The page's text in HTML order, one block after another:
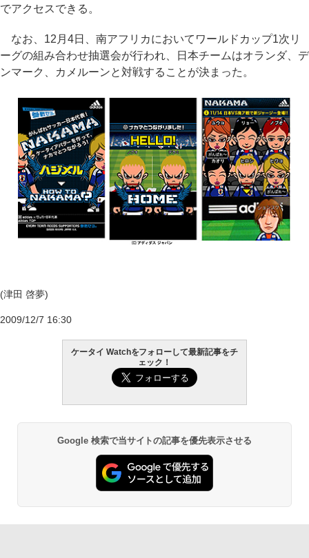
でアクセスできる。
なお、12月4日、南アフリカにおいてワールドカップ1次リ
ーグの組み合わせ抽選会が行われ、日本チームはオランダ、デ
ンマーク、カメルーンと対戦することが決まった。
(津田 啓夢)
2009/12/7 16:30
ケータイ Watchをフォローして最新記事をチ
ェック！
Google 検索で当サイトの記事を優先表示させる